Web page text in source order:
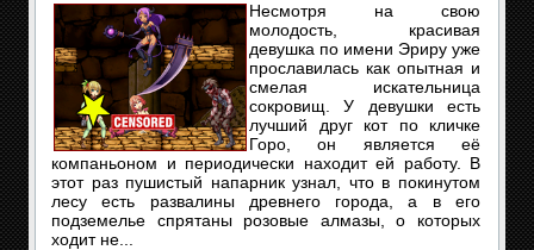
Несмотря на свою
молодость, красивая
девушка по имени Эриру уже
прославилась как опытная и
смелая искательница
сокровищ. У девушки есть
лучший друг кот по кличке
Горо, он является её
компаньоном и периодически находит ей работу. В
этот раз пушистый напарник узнал, что в покинутом
лесу есть развалины древнего города, а в его
подземелье спрятаны розовые алмазы, о которых
ходит не...